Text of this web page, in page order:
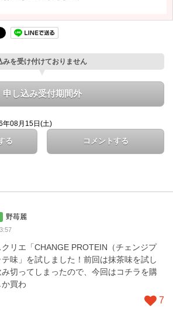
みを受け付けておりません
申し込み受付期間外
年08月15日(土)
る コメントする
野苺麗
リエ「CHANGE PROTEIN（チェンジプ
味」を試しました！前回は抹茶味を試し
切ってしまったので、今回はコチラを購
買わ
7